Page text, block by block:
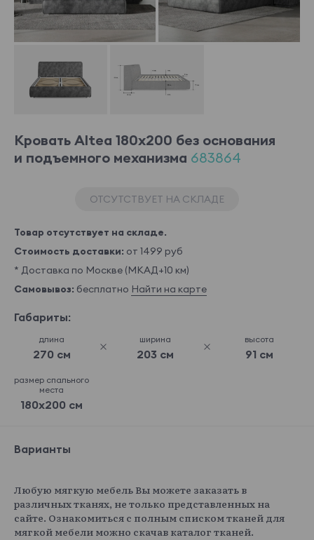
Кровать Altea 180x200 без основания
и подъемного механизма 683864
ОТСУТСТВУЕТ НА СКЛАДЕ
Товар отсутствует на складе.
Стоимость доставки: от 1499 руб
* Доставка по Москве (МКАД+10 км)
Самовывоз: бесплатно Найти на карте
Габариты:
длина
270 см
ширина
203 см
высота
91 см
размер спального
места
180x200 см
Варианты
Любую мягкую мебель Вы можете заказать в
различных тканях, не только представленных на
сайте. Ознакомиться с полным списком тканей для
мягкой мебели можно скачав каталог тканей.